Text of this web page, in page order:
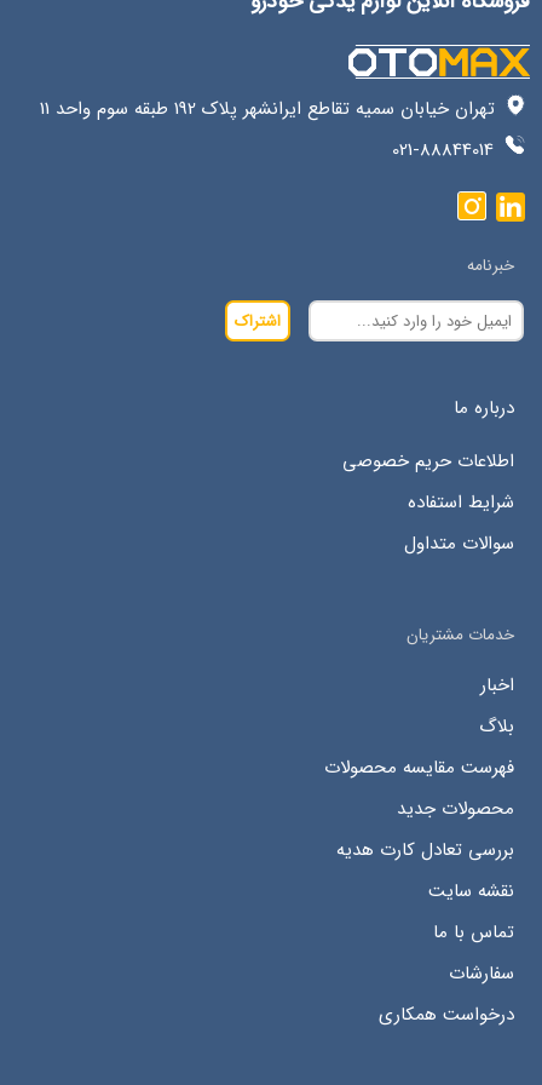
تهران خیابان سمیه تقاطع ایرانشهر پلاک 192 طبقه سوم واحد 11
021-88844014
خبرنامه
اشتراک
درباره ما
اطلاعات حریم خصوصی
شرایط استفاده
سوالات متداول
خدمات مشتریان
اخبار
بلاگ
فهرست مقایسه محصولات
محصولات جدید
بررسی تعادل کارت هدیه
نقشه سایت
تماس با ما
سفارشات
درخواست همکاری